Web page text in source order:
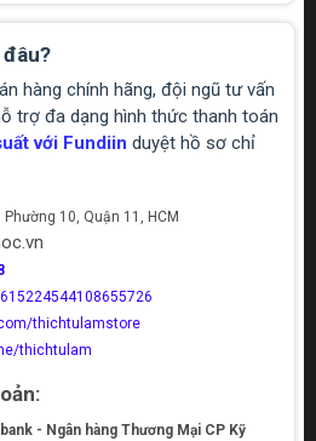
đâu?
hàng chính hãng, đội ngũ tư vấn
trợ đa dạng hình thức thanh toán
với Fundiin duyệt hồ sơ chỉ
10, Quận 11, HCM
thichtulamstore
thichtulam
- Ngân hàng Thương Mại CP Kỹ